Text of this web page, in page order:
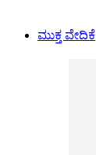
ಮುಕ್ತ ವೇದಿಕೆ